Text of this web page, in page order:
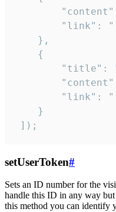
"link":
    },
    {
"title":
"link":
    }
]);
setUserToken#
Sets an ID number for the
handle this ID in any way
this method you can identify